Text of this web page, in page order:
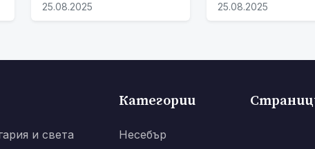
25.08.2025 25.08.2025
и света
Категории
Несебър